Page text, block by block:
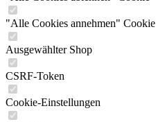
"Alle Cookies annehmen" Cookie
Ausgewählter Shop
CSRF-Token
Cookie-Einstellungen